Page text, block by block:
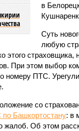
в
Суть
любую
этого
При этом выбор
номеру ПТС.
со
Башкортостану: в
жалоб. Об этом